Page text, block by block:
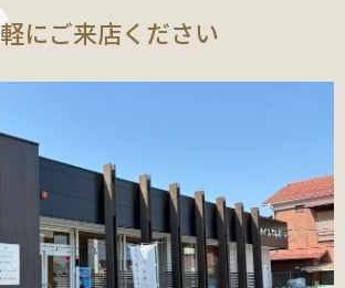
にご来店ください